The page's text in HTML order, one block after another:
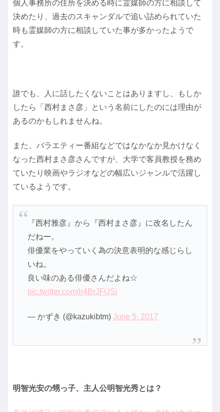
個人事務所の住所を決める時に霊媒師の方に相談して
決めたり、過去のスキャンダルで追い詰められていた
時も霊媒師の方に相談していた事が多かったようで
す。
誰でも、人に話したくないことはありますし、もしか
したら「西村まさ彦」という名前にしたのには理由が
あるのかもしれませんね。
また、バラエティー番組などではなかなか見かけなく
なった西村まさ彦さんですが、大学で客員教授を務め
ていたり映画やラジオなどの幅広いジャンルで活躍し
ているようです。
『西村雅彦』から『西村まさ彦』に改名したん
だねー。
俳優業をやっていく為の決意表明的な感じらし
いね。
良い味のある俳優さんだよね☆
pic.twitter.com/ir4BrJFUSi
— かずき (@kazukibtm) June 5, 2017
明智光安の甥っ子、主人公明智光秀とは？